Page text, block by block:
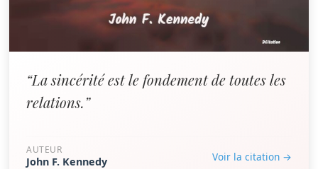
“La sincérité est le fondement de toutes les
relations.”
AUTEUR
John F. Kennedy Voir la citation →